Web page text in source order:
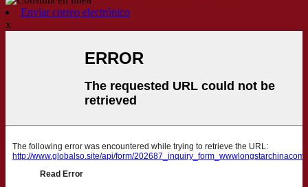
Enviar correo electrónico
x